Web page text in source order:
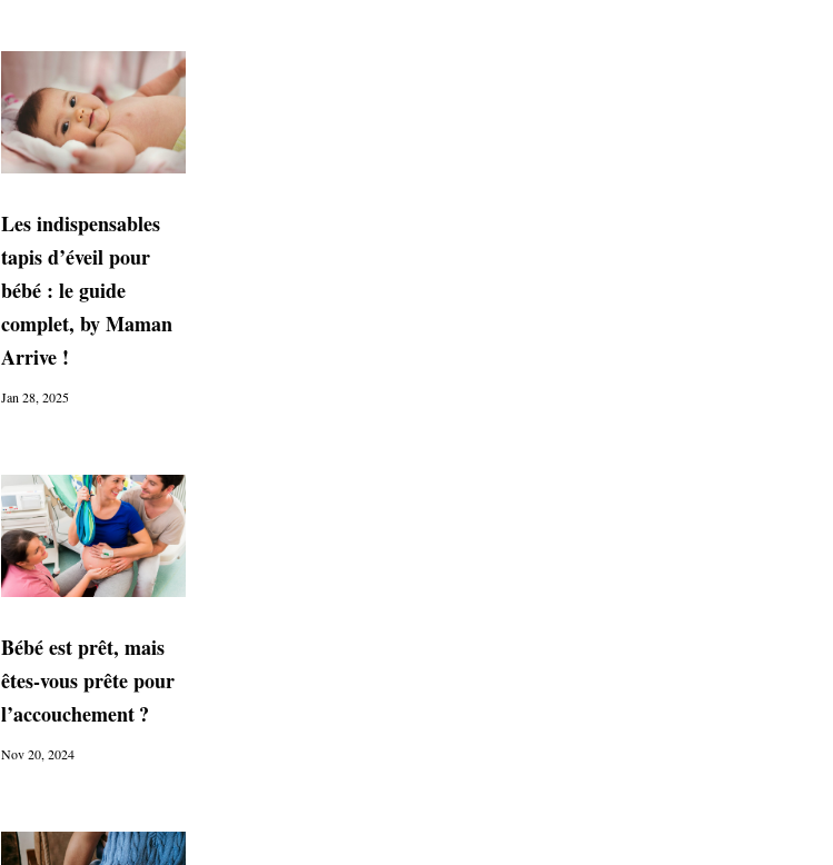
Les indispensables
tapis d’éveil pour
bébé : le guide
complet, by Maman
Arrive !
Jan 28, 2025
Bébé est prêt, mais
êtes-vous prête pour
l’accouchement ?
Nov 20, 2024